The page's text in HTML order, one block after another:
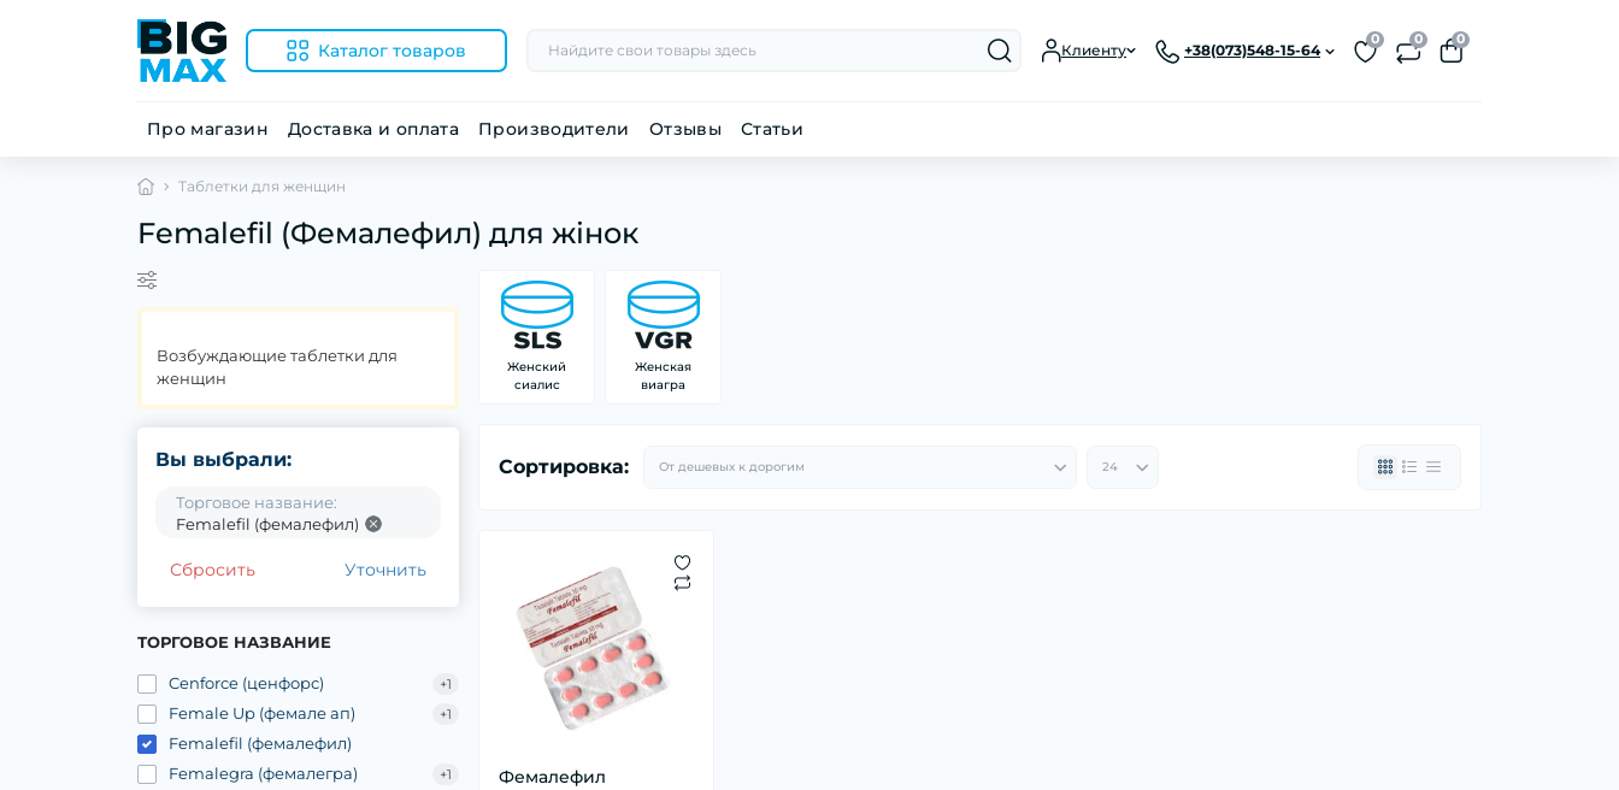
Каталог товаров Клиенту +38(073)548-15-64
0 0 0
Про магазин Доставка и оплата Производители Отзывы Статьи
Таблетки для женщин
Femalefil (Фемалефил) для жінок
Возбуждающие таблетки для
женщин
Вы выбрали:
Торговое название:
Femalefil (фемалефил)
Сбросить Уточнить
ТОРГОВОЕ НАЗВАНИЕ
Cenforce (ценфорс) +1
Female Up (фемале ап) +1
Femalefil (фемалефил)
Femalegra (фемалегра)
+1
Женский
сиалис
Женская
виагра
Сортировка:
Фемалефил